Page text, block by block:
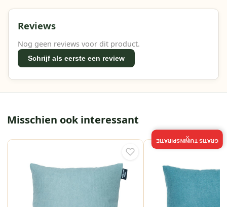
Reviews
Nog geen reviews voor dit product.
Schrijf als eerste een review
Misschien ook interessant
GRATIS TUININSPIRATIE
×